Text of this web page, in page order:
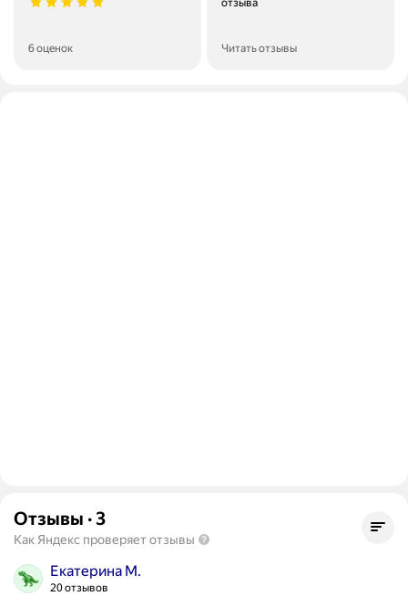
6 оценок
отзыва
Читать отзывы
Отзывы · 3
Как Яндекс проверяет отзывы
Екатерина М.
20 отзывов